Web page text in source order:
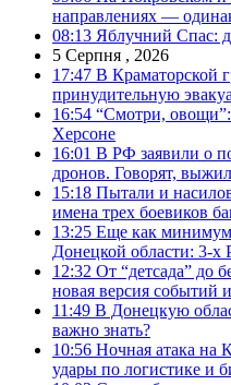
направлениях —
08:13 Яблучний Спас:
5 Серпня , 2026
17:47 В Краматорской
принудительную
16:54 “Смотри, овощи”:
Херсоне
16:01 В РФ заявили о
дронов. Говорят, выжил
15:18 Пытали и
имена трех боевиков
13:25 Еще как
Донецкой области: 3-х
12:32 От “детсада” до
новая версия событий
11:49 В Донецкую
важно знать?
10:56 Ночная атака на
удары по логистике и